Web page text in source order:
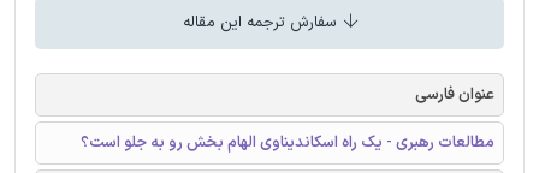
سفارش ترجمه این مقاله
عنوان فارسی
مطالعات رهبری - یک راه اسکاندیناوی الهام بخش رو به جلو است؟